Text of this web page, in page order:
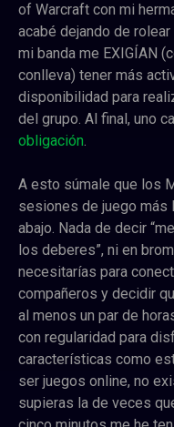
of Warcraft con mi
acabé dejando de
mi banda me EXIGÍAN
conlleva) tener más
disponibilidad para
del grupo. Al final, uno
obligación.
A esto súmale que los
sesiones de juego más
abajo. Nada de decir
los deberes”, ni en
necesitarías para
compañeros y decidir
al menos un par de
con regularidad para
características como
ser juegos online, no
supieras la de veces